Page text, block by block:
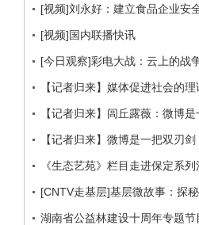
[视频]刘永好：建立食品企业安
[视频]国内联播快讯
[今日观察]彩电大战：云上的战
【记者归来】媒体促进社会的
【记者归来】闾丘露薇：微博是
【记者归来】微博是一把双刃
《生态艺苑》栏目走进保定系
[CNTV走基层]基层微故事：探
湖南省公益林建设十周年专题